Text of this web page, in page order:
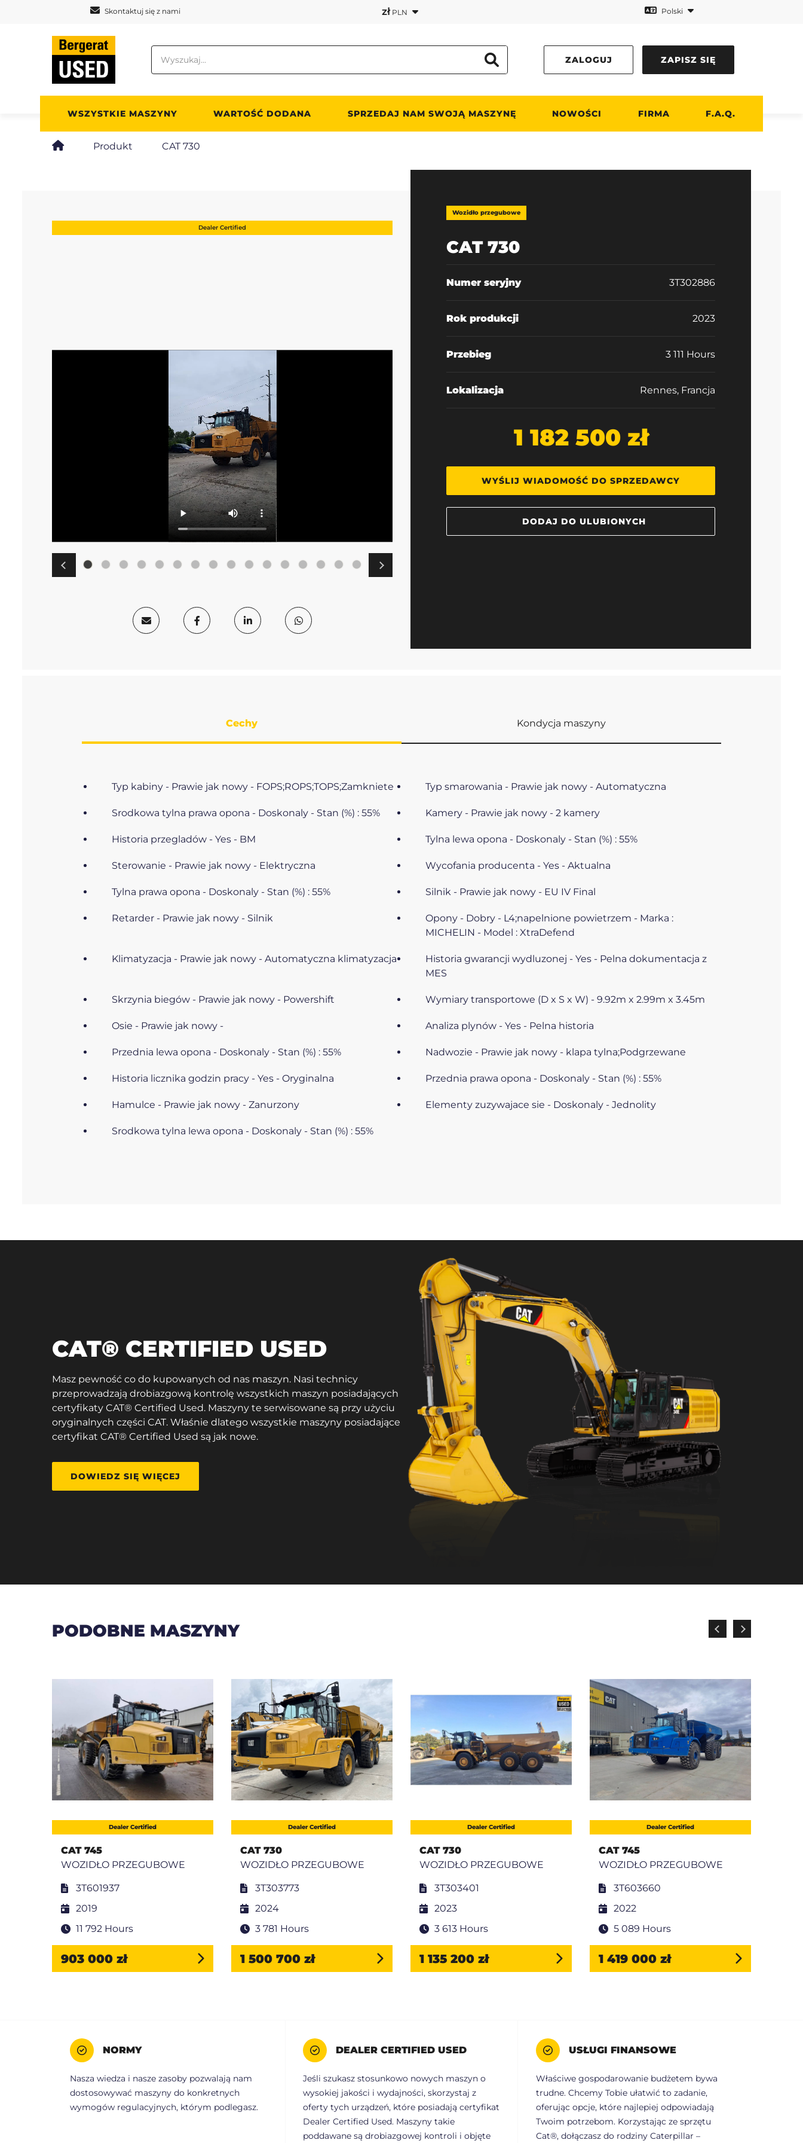
Skontaktuj się z nami złPLN Polski
ZALOGUJ ZAPISZ SIĘ
WSZYSTKIE MASZYNY WARTOŚĆ DODANA SPRZEDAJ NAM SWOJĄ MASZYNĘ NOWOŚCI FIRMA F.A.Q.
Produkt CAT 730
Dealer Certified
Wozidło przegubowe
CAT 730
Numer seryjny 3T302886
Rok produkcji 2023
Przebieg 3 111 Hours
Lokalizacja Rennes, Francja
1 182 500 zł
WYŚLIJ WIADOMOŚĆ DO SPRZEDAWCY
DODAJ DO ULUBIONYCH
Cechy Kondycja maszyny
Typ kabiny - Prawie jak nowy - FOPS;ROPS;TOPS;Zamkniete Typ smarowania - Prawie jak nowy - Automatyczna
Srodkowa tylna prawa opona - Doskonaly - Stan (%) : 55% Kamery - Prawie jak nowy - 2 kamery
Historia przegladów - Yes - BM Tylna lewa opona - Doskonaly - Stan (%) : 55%
Sterowanie - Prawie jak nowy - Elektryczna Wycofania producenta - Yes - Aktualna
Tylna prawa opona - Doskonaly - Stan (%) : 55% Silnik - Prawie jak nowy - EU IV Final
Retarder - Prawie jak nowy - Silnik
Opony - Dobry - L4;napelnione powietrzem - Marka :
MICHELIN - Model : XtraDefend
Klimatyzacja - Prawie jak nowy - Automatyczna klimatyzacja
Historia gwarancji wydluzonej - Yes - Pelna dokumentacja z
MES
Skrzynia biegów - Prawie jak nowy - Powershift Wymiary transportowe (D x S x W) - 9.92m x 2.99m x 3.45m
Osie - Prawie jak nowy - Analiza plynów - Yes - Pelna historia
Przednia lewa opona - Doskonaly - Stan (%) : 55% Nadwozie - Prawie jak nowy - klapa tylna;Podgrzewane
Historia licznika godzin pracy - Yes - Oryginalna Przednia prawa opona - Doskonaly - Stan (%) : 55%
Hamulce - Prawie jak nowy - Zanurzony Elementy zuzywajace sie - Doskonaly - Jednolity
Srodkowa tylna lewa opona - Doskonaly - Stan (%) : 55%
CAT® CERTIFIED USED
Masz pewność co do kupowanych od nas maszyn. Nasi technicy
przeprowadzają drobiazgową kontrolę wszystkich maszyn posiadających
certyfikaty CAT® Certified Used. Maszyny te serwisowane są przy użyciu
oryginalnych części CAT. Właśnie dlatego wszystkie maszyny posiadające
certyfikat CAT® Certified Used są jak nowe.
DOWIEDZ SIĘ WIĘCEJ
PODOBNE MASZYNY
Dealer Certified
CAT 745
WOZIDŁO PRZEGUBOWE
3T601937
2019
11 792 Hours
903 000 zł
Dealer Certified
CAT 730
WOZIDŁO PRZEGUBOWE
3T303773
2024
3 781 Hours
1 500 700 zł
Dealer Certified
CAT 730
WOZIDŁO PRZEGUBOWE
3T303401
2023
3 613 Hours
1 135 200 zł
Dealer Certified
CAT 745
WOZIDŁO PRZEGUBOWE
3T603660
2022
5 089 Hours
1 419 000 zł
NORMY
Nasza wiedza i nasze zasoby pozwalają nam
dostosowywać maszyny do konkretnych
wymogów regulacyjnych, którym podlegasz.
DEALER CERTIFIED USED
Jeśli szukasz stosunkowo nowych maszyn o
wysokiej jakości i wydajności, skorzystaj z
oferty tych urządzeń, które posiadają certyfikat
Dealer Certified Used. Maszyny takie
poddawane są drobiazgowej kontroli i objęte
USŁUGI FINANSOWE
Właściwe gospodarowanie budżetem bywa
trudne. Chcemy Tobie ułatwić to zadanie,
oferując opcje, które najlepiej odpowiadają
Twoim potrzebom. Korzystając ze sprzętu
Cat®, dołączasz do rodziny Caterpillar –
Panel zarządzania plikami cookies